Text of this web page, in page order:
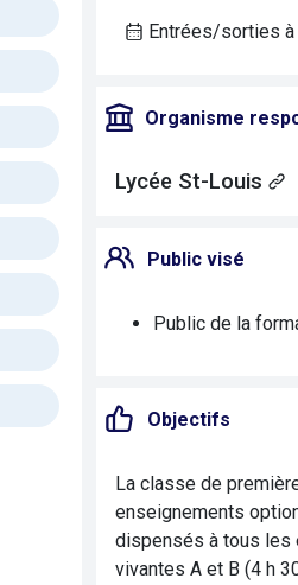
Entrées/sorties
Organisme
Lycée St-Louis
Public visé
Public de la
Objectifs
La classe de
enseignements
dispensés à tous les
vivantes A et B (4 h